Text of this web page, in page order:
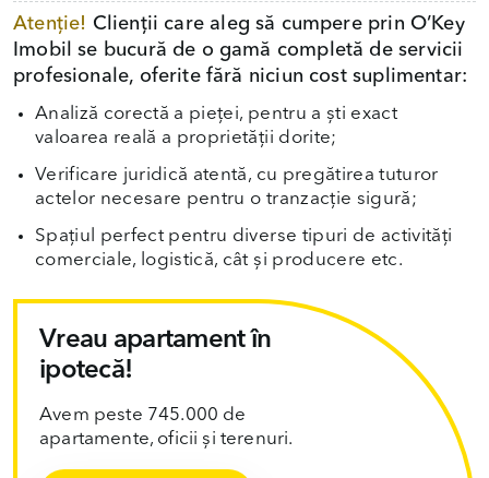
Atenție! Clienții care aleg să cumpere prin O’Key
Imobil se bucură de o gamă completă de servicii
profesionale, oferite fără niciun cost suplimentar:
Analiză corectă a pieței, pentru a ști exact
valoarea reală a proprietății dorite;
Verificare juridică atentă, cu pregătirea tuturor
actelor necesare pentru o tranzacție sigură;
Spațiul perfect pentru diverse tipuri de activități
comerciale, logistică, cât și producere etc.
Vreau apartament în
ipotecă!
Avem peste 745.000 de
apartamente, oficii și terenuri.